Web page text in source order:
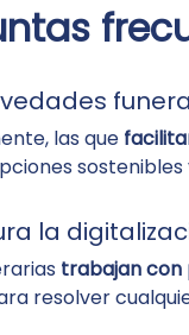
las que
la
trabajan con
resolver